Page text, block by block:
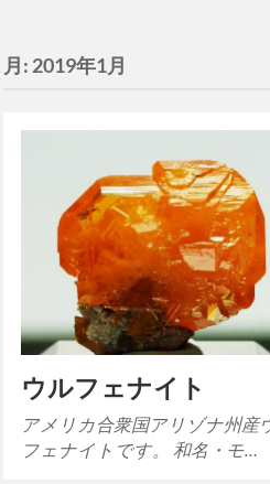
月: 2019年1月
ウルフェナイト
アメリカ合衆国アリゾナ州産
フェナイトです。 和名・モ…